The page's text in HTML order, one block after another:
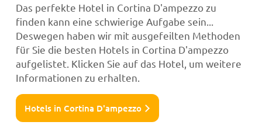
Das perfekte Hotel in Cortina D'ampezzo zu
finden kann eine schwierige Aufgabe sein...
Deswegen haben wir mit ausgefeilten Methoden
für Sie die besten Hotels in Cortina D'ampezzo
aufgelistet. Klicken Sie auf das Hotel, um weitere
Informationen zu erhalten.
Hotels in Cortina D'ampezzo